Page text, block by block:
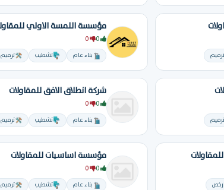
ترميم
مؤسسة اللمسة الاولي
0
0
بناء عام تشطيب ترميم
ترميم
شركة انطلاق الافق للمقاولات
0
0
بناء عام تشطيب ترميم
رخص
مؤسسة اساسيات للمقاولات
0
0
بناء عام تشطيب ترميم